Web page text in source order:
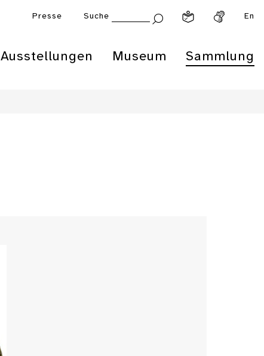
Presse Suche En
Ausstellungen Museum Sammlung